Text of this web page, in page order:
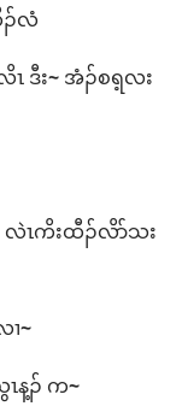
လံ
ဒီး~အံၣ်စရ့လး
လဲၤ​ကိးထီၣ်​လိာ်သး​
~
န့ၣ်​ က~